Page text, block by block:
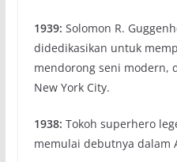
1939: Solomon R.
didedikasikan untuk
mendorong seni modern,
New York City.
1938: Tokoh superhero
memulai debutnya dalam